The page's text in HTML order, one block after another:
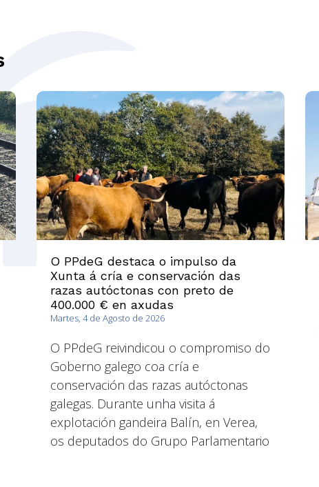
O PPdeG destaca o impulso da
Xunta á cría e conservación das
razas autóctonas con preto de
400.000 € en axudas
Martes, 4 de Agosto de 2026
O PPdeG reivindicou o compromiso do
Goberno galego coa cría e
conservación das razas autóctonas
galegas. Durante unha visita á
explotación gandeira Balín, en Verea,
os deputados do Grupo Parlamentario